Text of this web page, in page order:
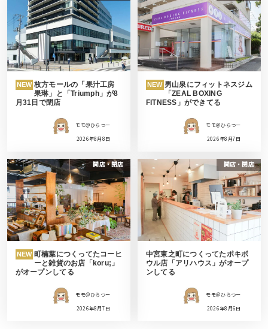
NEW 枚方モールの「果汁工房
果琳」と「Triumph」が8
月31日で閉店
モモ＠ひらつー
2026年8月8日
NEW 男山泉にフィットネスジム
「ZEAL BOXING
FITNESS」ができてる
モモ＠ひらつー
2026年8月7日
開店・閉店
NEW 町楠葉につくってたコーヒ
ーと雑貨のお店「koru;」
がオープンしてる
モモ＠ひらつー
2026年8月7日
開店・閉店
中宮東之町につくってたポキボ
ウル店「アリハウス」がオープ
ンしてる
モモ＠ひらつー
2026年8月6日